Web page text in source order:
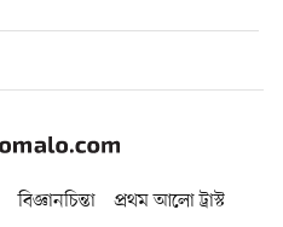
বিজ্ঞানচিন্তা
প্রথম আলো ট্রাস্ট